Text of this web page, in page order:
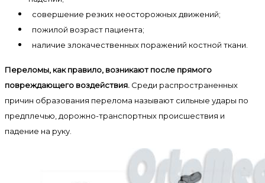
совершение резких неосторожных движений;
пожилой возраст пациента;
наличие злокачественных поражений костной ткани.
Переломы, как правило, возникают после прямого
повреждающего воздействия. Среди распространенных
причин образования перелома называют сильные удары по
предплечью, дорожно-транспортных происшествия и
падение на руку.